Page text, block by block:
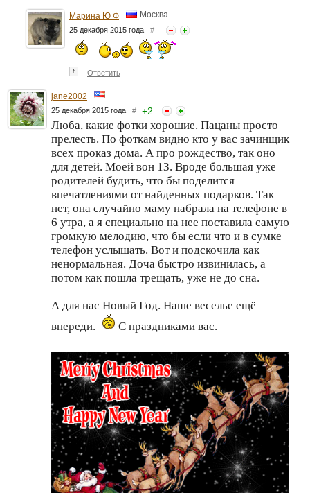
Марина Ю Ф Москва
25 декабря 2015 года #
↑ Ответить
jane2002
25 декабря 2015 года # +2
Люба, какие фотки хорошие. Пацаны просто
прелесть. По фоткам видно кто у вас зачинщик
всех проказ дома. А про рождество, так оно
для детей. Моей вон 13. Вроде большая уже
родителей будить, что бы поделится
впечатлениями от найденных подарков. Так
нет, она случайно маму набрала на телефоне в
6 утра, а я специально на нее поставила самую
громкую мелодию, что бы если что и в сумке
телефон услышать. Вот и подскочила как
ненормальная. Доча быстро извинилась, а
потом как пошла трещать, уже не до сна.
А для нас Новый Год. Наше веселье ещё
впереди.
С праздниками вас.